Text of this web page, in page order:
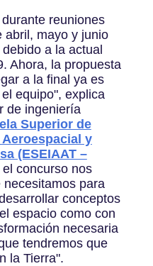
reuniones
abril, mayo y junio
a la actual
Ahora, la propuesta
a la final ya es
equipo", explica
de ingeniería
Superior de
y
(ESEIAAT –
concurso nos
para
conceptos
espacio como con
necesaria
tendremos que
la Tierra".